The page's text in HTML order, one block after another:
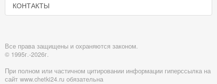
КОНТАКТЫ
Все права защищены и охраняются законом.
© 1995г.-2026г.
При полном или частичном цитировании информации гиперссылка на
сайт www.chetki24.ru обязательна